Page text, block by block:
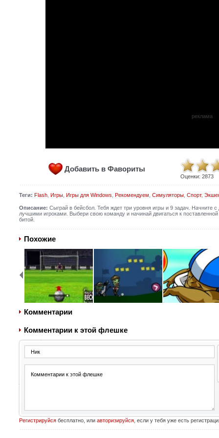
реклама
Добавить в Фавориты
Оценки: 2873
Теги: Flash, Игры, Игры для Windows Рекомендуем Симуляторы, Спорт,
Описание: Сыграй в бейсбол. Тебя ждет три уровня игры и 9 задач. Начните
лучшими игроками. Выбери свою команду и начинай двигаться к
битой.
Похожие
Комментарии
Комментарии к этой флешке
Регистрируйсябесплатно, или авторизируйся, если у тебя уже есть